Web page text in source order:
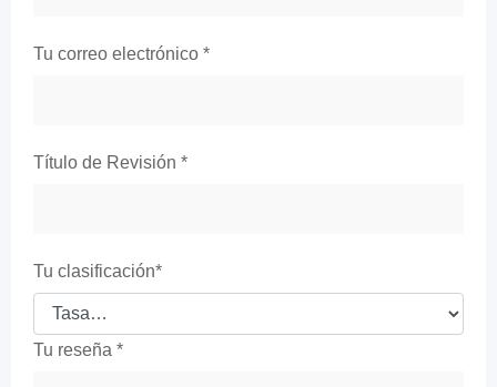
Tu correo electrónico *
Título de Revisión *
Tu clasificación*
Tu reseña *